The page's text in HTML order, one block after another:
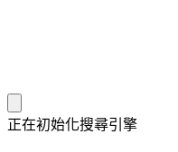
正在初始化搜尋引擎